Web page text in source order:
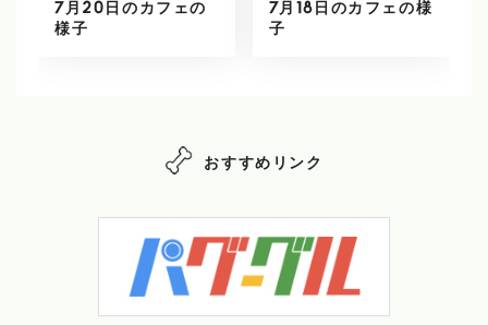
7月20日のカフェの
様子
7月18日のカフェの様
子
おすすめリンク